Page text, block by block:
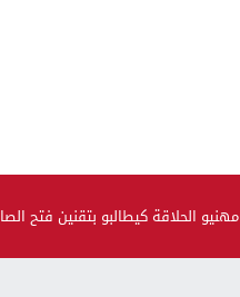
مهنيو الحلاقة كيطالبو بتقنين فتح